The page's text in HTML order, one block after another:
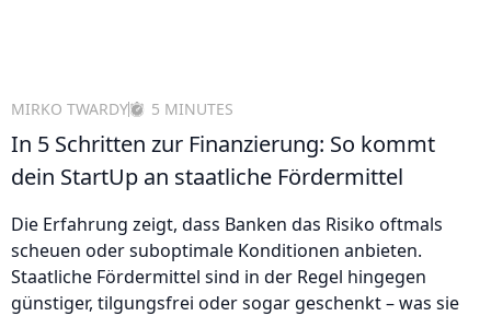
MIRKO TWARDY 5 MINUTES
In 5 Schritten zur Finanzierung: So kommt
dein StartUp an staatliche Fördermittel
Die Erfahrung zeigt, dass Banken das Risiko oftmals
scheuen oder suboptimale Konditionen anbieten.
Staatliche Fördermittel sind in der Regel hingegen
günstiger, tilgungsfrei oder sogar geschenkt – was sie